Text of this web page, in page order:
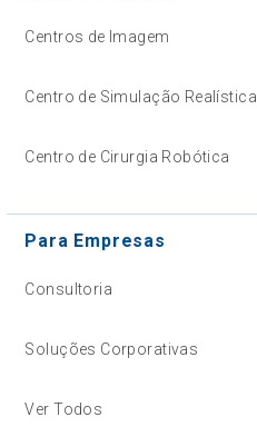
Centros de Imagem
Centro de Simulação Realística
Centro de Cirurgia Robótica
Para Empresas
Consultoria
Soluções Corporativas
Ver Todos